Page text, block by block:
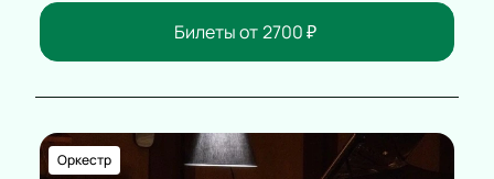
Билеты от 2700₽
Оркестр